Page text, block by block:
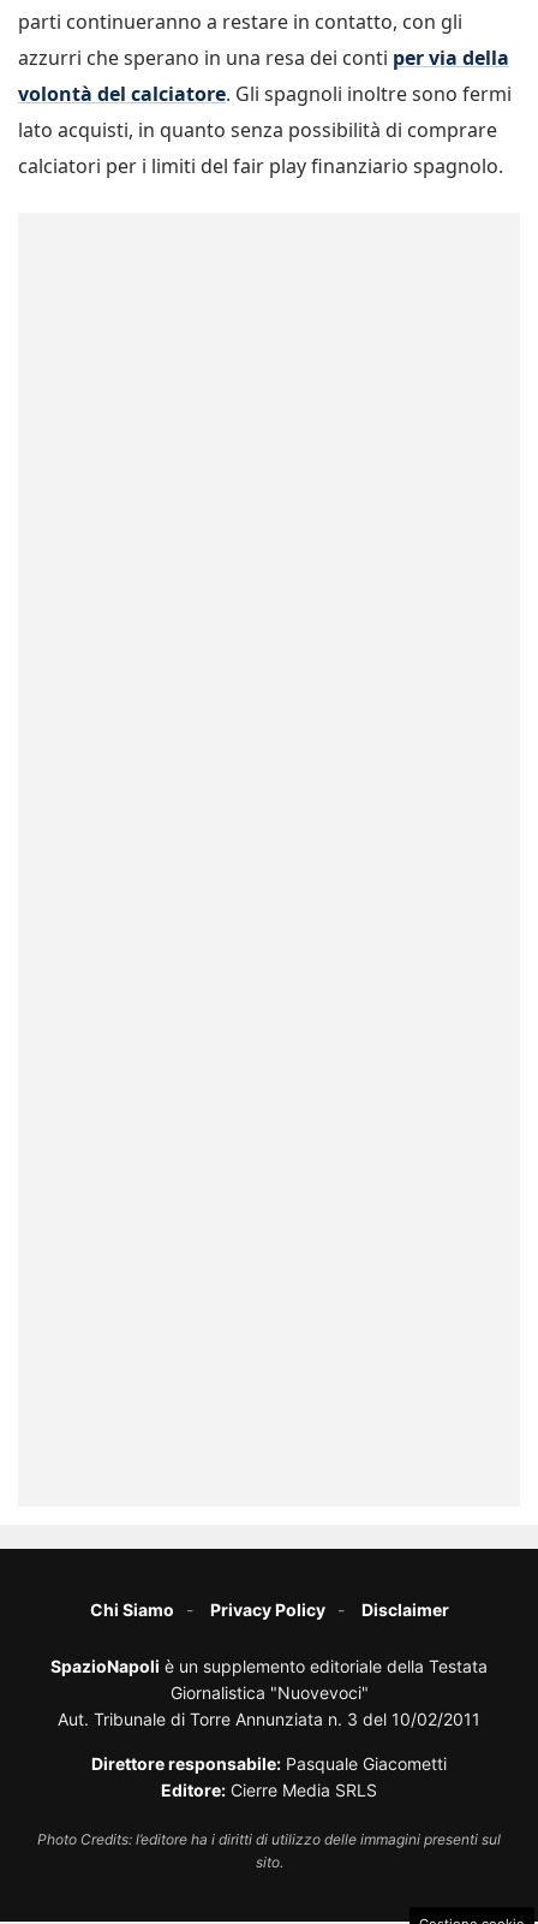
parti continueranno a restare in contatto, con gli
azzurri che sperano in una resa dei conti per via della
volontà del calciatore. Gli spagnoli inoltre sono fermi
lato acquisti, in quanto senza possibilità di comprare
calciatori per i limiti del fair play finanziario spagnolo.
Chi Siamo Privacy Policy Disclaimer
SpazioNapoli è un supplemento editoriale della Testata
Giornalistica "Nuovevoci"
Aut. Tribunale di Torre Annunziata n. 3 del 10/02/2011
Direttore responsabile: Pasquale Giacometti
Editore: Cierre Media SRLS
Photo Credits: l’editore ha i diritti di utilizzo delle immagini presenti sul
sito.